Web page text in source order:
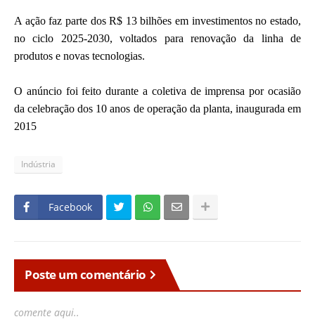
A ação faz parte dos R$ 13 bilhões em investimentos no estado,
no ciclo 2025-2030, voltados para renovação da linha de
produtos e novas tecnologias.
O anúncio foi feito durante a coletiva de imprensa por ocasião
da celebração dos 10 anos de operação da planta, inaugurada em
2015
Indústria
Facebook
Poste um comentário
comente aqui..